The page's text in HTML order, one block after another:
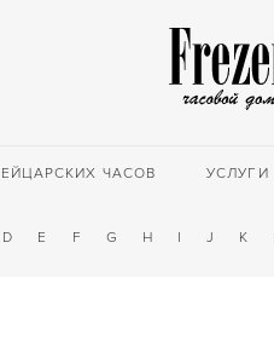
ЧАСОВ УСЛУГИ
D E F G H I J K